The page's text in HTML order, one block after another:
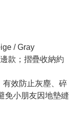
/ Gray
款；摺疊收納約
有效防止灰塵、碎
免小朋友因地墊縫